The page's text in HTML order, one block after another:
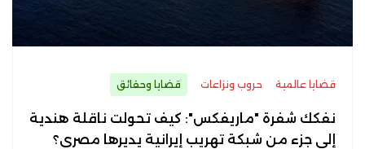
قضايا عالمية حروب ونزاعات قضايا وحقائق
نفكك شفرة "ماريفكس": كيف تحولت ناقلة هندية
إلى جزء من شبكة تهريب إيرانية يديرها مصري؟